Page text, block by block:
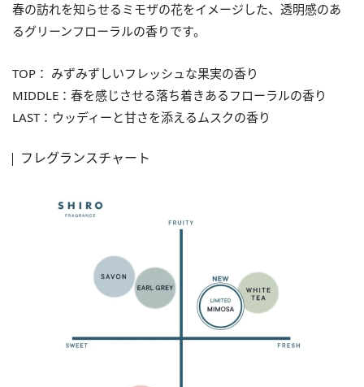
春の訪れを知らせるミモザの花をイメージした、透明感のあ
るグリーンフローラルの香りです。
TOP： みずみずしいフレッシュな果実の香り
MIDDLE：春を感じさせる落ち着きあるフローラルの香り
LAST：ウッディーと甘さを添えるムスクの香り
フレグランスチャート